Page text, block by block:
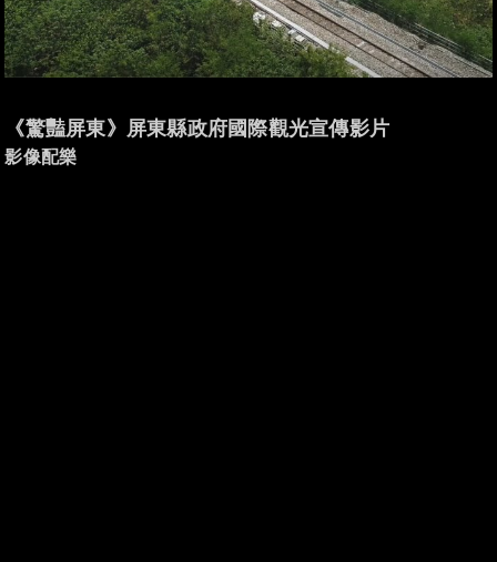
《驚豔屏東》屏東縣政府國際觀光宣傳影片
影像配樂